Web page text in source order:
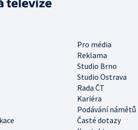
Pro média
Reklama
Studio Brno
Studio Ostrava
Rada ČT
Kariéra
Podávání námětů
Časté dotazy